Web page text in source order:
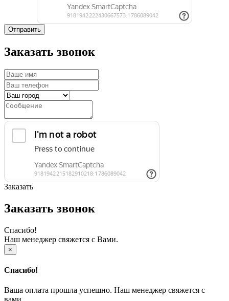
Отправить
Заказать звонок
Заказать
Заказать звонок
Спасибо!
Наш менеджер свяжется с Вами.
×
Спасибо!
Ваша оплата прошла успешно. Наш менеджер свяжется с
вами.